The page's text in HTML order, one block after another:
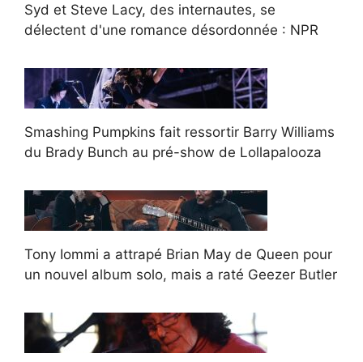
Syd et Steve Lacy, des internautes, se
délectent d'une romance désordonnée : NPR
Smashing Pumpkins fait ressortir Barry Williams
du Brady Bunch au pré-show de Lollapalooza
Tony Iommi a attrapé Brian May de Queen pour
un nouvel album solo, mais a raté Geezer Butler